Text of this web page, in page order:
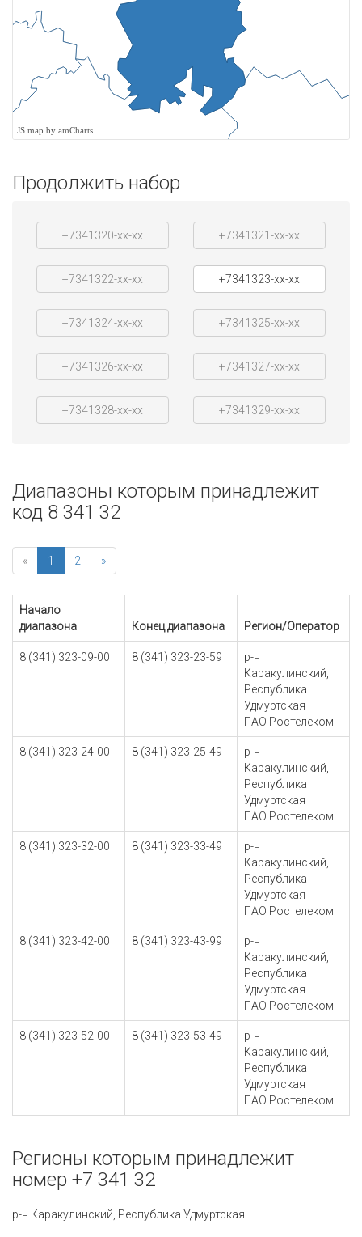
JS map by amCharts
Продолжить набор
+7341320-xx-xx +7341321-xx-xx
+7341322-xx-xx +7341323-xx-xx
+7341324-xx-xx +7341325-xx-xx
+7341326-xx-xx +7341327-xx-xx
+7341328-xx-xx +7341329-xx-xx
Диапазоны которым принадлежит
код 8 341 32
« 1 2 »
Начало
диапазона
Конец диапазона Регион/Оператор
8 (341) 323-09-00 8 (341) 323-23-59
р-н
Каракулинский,
Республика
Удмуртская
ПАО Ростелеком
8 (341) 323-24-00 8 (341) 323-25-49
р-н
Каракулинский,
Республика
Удмуртская
ПАО Ростелеком
8 (341) 323-32-00 8 (341) 323-33-49
р-н
Каракулинский,
Республика
Удмуртская
ПАО Ростелеком
8 (341) 323-42-00 8 (341) 323-43-99
р-н
Каракулинский,
Республика
Удмуртская
ПАО Ростелеком
8 (341) 323-52-00 8 (341) 323-53-49
р-н
Каракулинский,
Республика
Удмуртская
ПАО Ростелеком
Регионы которым принадлежит
номер +7 341 32
р-н Каракулинский, Республика Удмуртская